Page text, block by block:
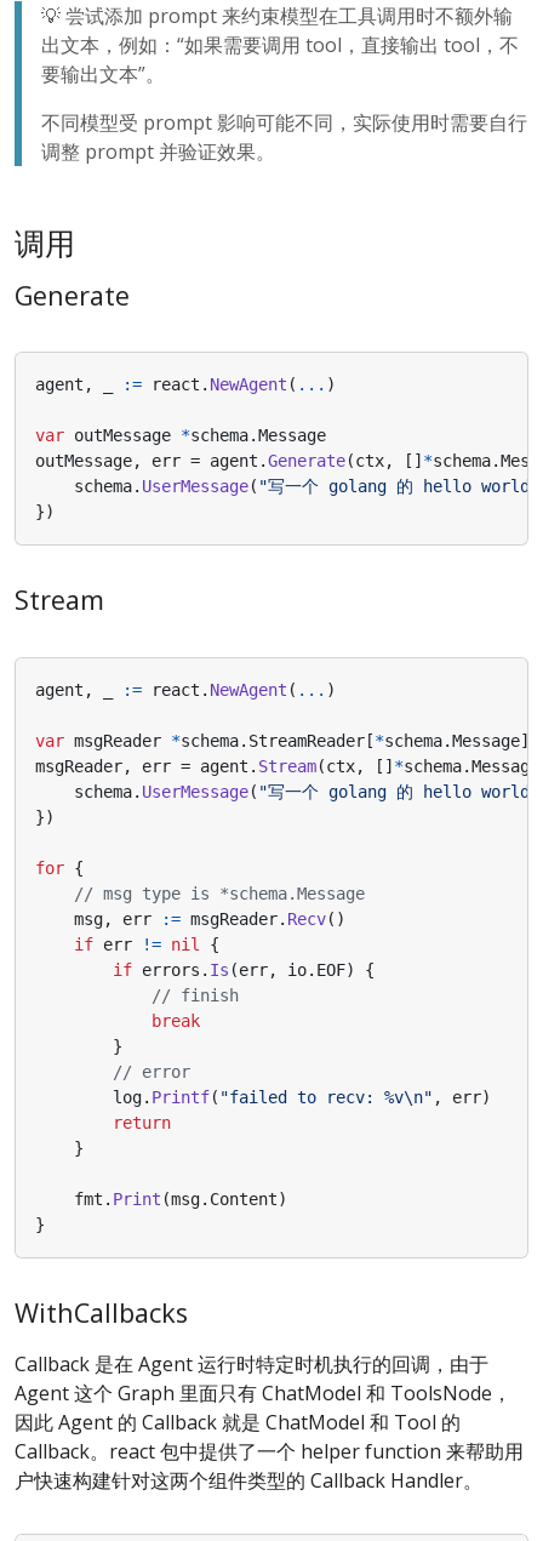
💡 尝试添加 prompt 来约束模型在工具调用时不额外输
出文本，例如：“如果需要调用 tool，直接输出 tool，不
要输出文本”。
不同模型受 prompt 影响可能不同，实际使用时需要自行
调整 prompt 并验证效果。
调用
Generate
agent , := react . NewAgent ( ... )
var outMessage *schema.Message
outMessage, err = agent .Generate(ctx, [] *schema.
schema. UserMessage( "写一个 golang 的 hello world
})
Stream
agent , := react . NewAgent ( ... )
var msgReader *schema. StreamReader[*schema.Message]
msgReader, err = agent . Stream(ctx, []*schema.Message
schema. UserMessage( "写一个 golang 的 hello world
})
for {
// msg type is *schema.Message
msg, err := msgReader. Recv()
if err != nil
{
if errors . Is (err, io. EOF)
{
// finish
break
}
// error
log. Printf( "failed to recv: %v\n" , err)
return
}
fmt . Print (msg. Content)
}
WithCallbacks
Callback 是在 Agent 运行时特定时机执行的回调，由于
Agent 这个 Graph 里面只有 ChatModel 和 ToolsNode，
因此 Agent 的 Callback 就是 ChatModel 和 Tool 的
Callback。react 包中提供了一个 helper function 来帮助用
户快速构建针对这两个组件类型的 Callback Handler。